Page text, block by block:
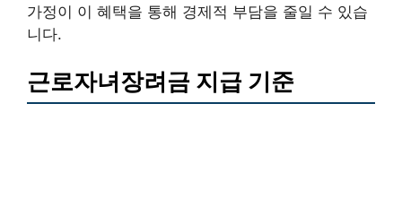
가정이 이 혜택을 통해 경제적 부담을 줄일 수 있습
니다.
근로자녀장려금 지급 기준